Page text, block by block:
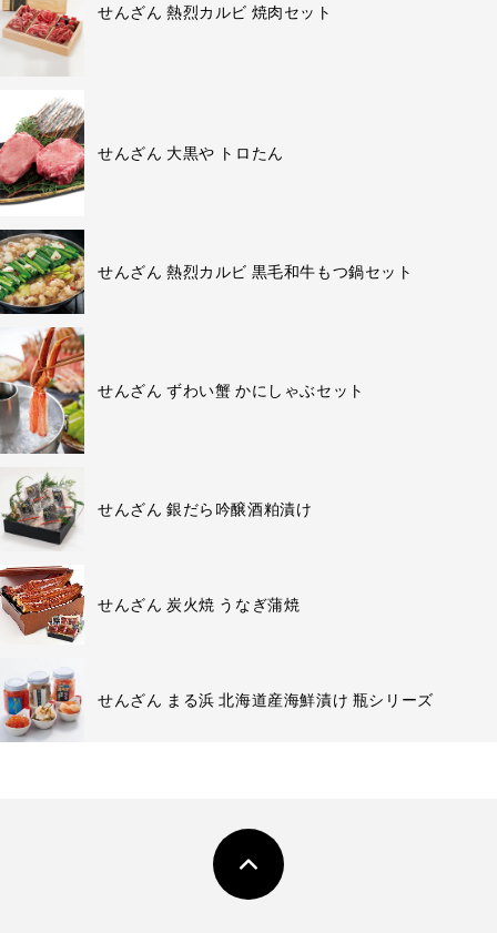
せんざん 熱烈カルビ 焼肉セット
せんざん 大黒や トロたん
せんざん 熱烈カルビ 黒毛和牛もつ鍋セット
せんざん ずわい蟹 かにしゃぶセット
せんざん 銀だら吟醸酒粕漬け
せんざん 炭火焼 うなぎ蒲焼
せんざん まる浜 北海道産海鮮漬け 瓶シリーズ